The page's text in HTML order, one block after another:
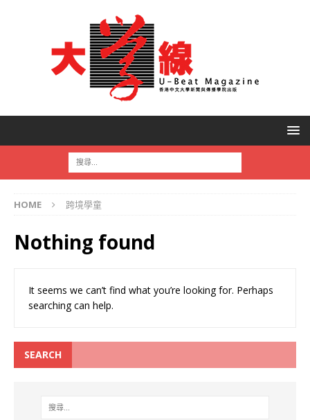
HOME 跨境學童
Nothing found
It seems we can’t find what you’re looking for. Perhaps
searching can help.
SEARCH